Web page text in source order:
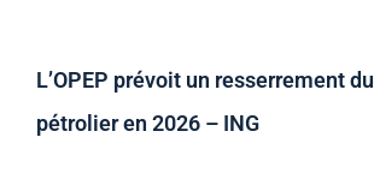
L’OPEP prévoit un resserrement
pétrolier en 2026 – ING